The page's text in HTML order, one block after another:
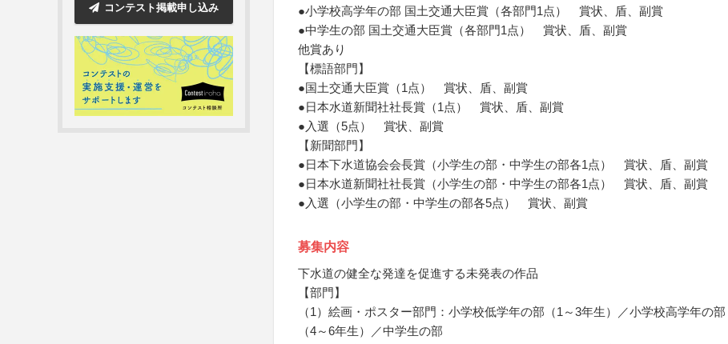
コンテスト掲載申し込み
●小学校高学年の部 国土交通大臣賞（各部門1点） 賞状、盾、副賞
●中学生の部 国土交通大臣賞（各部門1点） 賞状、盾、副賞
他賞あり
【標語部門】
●国土交通大臣賞（1点） 賞状、盾、副賞
●日本水道新聞社社長賞（1点） 賞状、盾、副賞
●入選（5点） 賞状、副賞
【新聞部門】
●日本下水道協会会長賞（小学生の部・中学生の部各1点） 賞状、盾、副賞
●日本水道新聞社社長賞（小学生の部・中学生の部各1点） 賞状、盾、副賞
●入選（小学生の部・中学生の部各5点） 賞状、副賞
募集内容
下水道の健全な発達を促進する未発表の作品
【部門】
（1）絵画・ポスター部門：小学校低学年の部（1～3年生）／小学校高学年の部
（4～6年生）／中学生の部